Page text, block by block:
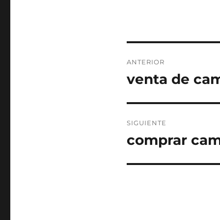
de
ANTERIOR
Entrada
venta de
SIGUIENTE
Entrada
comprar